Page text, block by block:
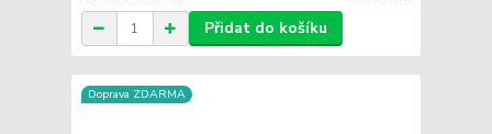
Přidat do košíku
Doprava ZDARMA